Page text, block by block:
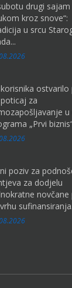
drugi sajam
kroz snove“:
u srcu
ostvarilo
za
u
„Prvi
poziv za
za dodjelu
novčane